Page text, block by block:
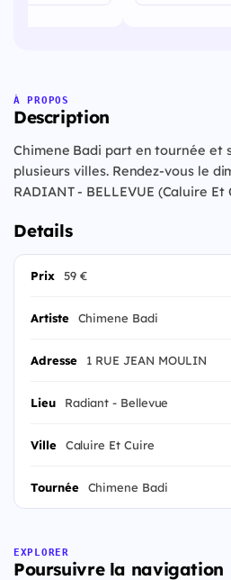
À PROPOS
Description
Chimene Badi part en tournée et
plusieurs villes. Rendez-vous le
RADIANT - BELLEVUE (Caluire Et
Details
Prix 59 €
Artiste Chimene Badi
Adresse 1 RUE JEAN MOULIN
Lieu Radiant - Bellevue
Ville Caluire Et Cuire
Tournée Chimene Badi
EXPLORER
Poursuivre la navigation